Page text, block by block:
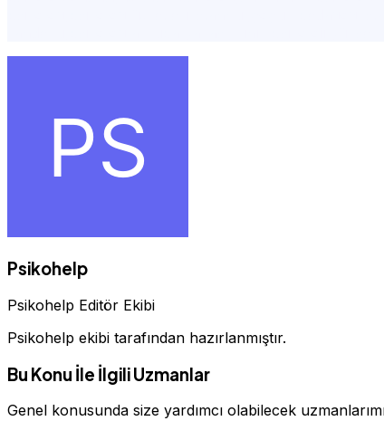
Psikohelp
Psikohelp Editör Ekibi
Psikohelp ekibi tarafından hazırlanmıştır.
Bu Konu İle İlgili Uzmanlar
Genel konusunda size yardımcı olabilecek